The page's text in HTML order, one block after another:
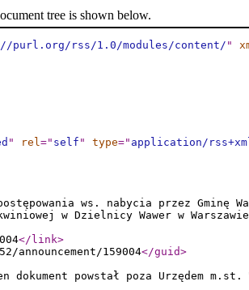
tree is shown below.
purl.org/rss/1.0/modules/content/ "
" rel=" self " type=" application/
ws. nabycia przez Gminę
w Dzielnicy Wawer w
</link>
159004</guid>
powstał poza Urzędem